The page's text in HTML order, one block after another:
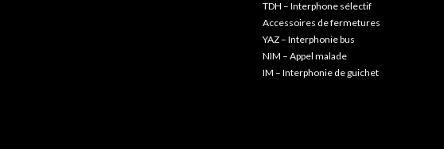
TDH – Interphone sélectif
Accessoires de fermetures
YAZ – Interphonie bus
NIM – Appel malade
IM – Interphonie de guichet